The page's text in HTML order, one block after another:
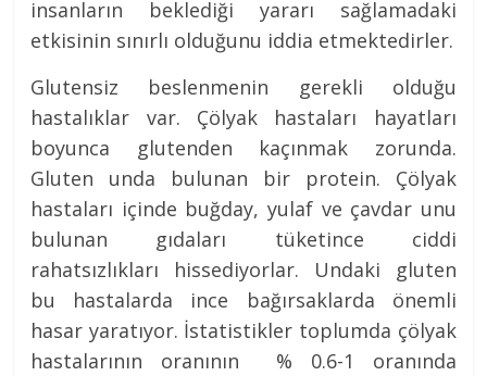
insanların beklediği yararı sağlamadaki
etkisinin sınırlı olduğunu iddia etmektedirler.
Glutensiz beslenmenin gerekli olduğu
hastalıklar var. Çölyak hastaları hayatları
boyunca glutenden kaçınmak zorunda.
Gluten unda bulunan bir protein. Çölyak
hastaları içinde buğday, yulaf ve çavdar unu
bulunan gıdaları tüketince ciddi
rahatsızlıkları hissediyorlar. Undaki gluten
bu hastalarda ince bağırsaklarda önemli
hasar yaratıyor. İstatistikler toplumda çölyak
hastalarının oranının % 0.6-1 oranında